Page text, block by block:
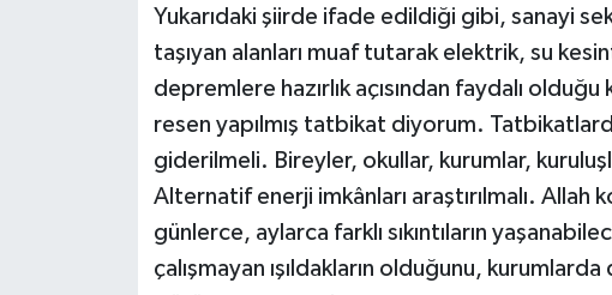
Yukarıdaki şiirde ifade edildiği gibi, sanayi
taşıyan alanları muaf tutarak elektrik, su
depremlere hazırlık açısından faydalı
resen yapılmış tatbikat diyorum.
giderilmeli. Bireyler, okullar, kurumlar,
Alternatif enerji imkânları araştırılmalı.
günlerce, aylarca farklı sıkıntıların
çalışmayan ışıldakların olduğunu,